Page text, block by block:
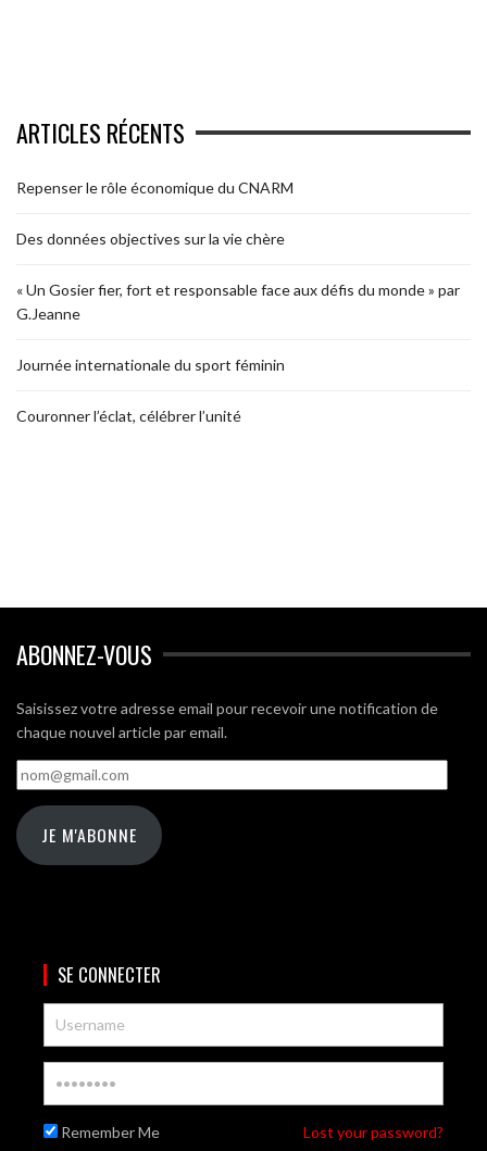
ARTICLES RÉCENTS
Repenser le rôle économique du CNARM
Des données objectives sur la vie chère
« Un Gosier fier, fort et responsable face aux défis du monde » par
G.Jeanne
Journée internationale du sport féminin
Couronner l’éclat, célébrer l’unité
ABONNEZ-VOUS
Saisissez votre adresse email pour recevoir une notification de
chaque nouvel article par email.
nom@gmail.com
JE M'ABONNE
SE CONNECTER
Remember Me Lost your password?